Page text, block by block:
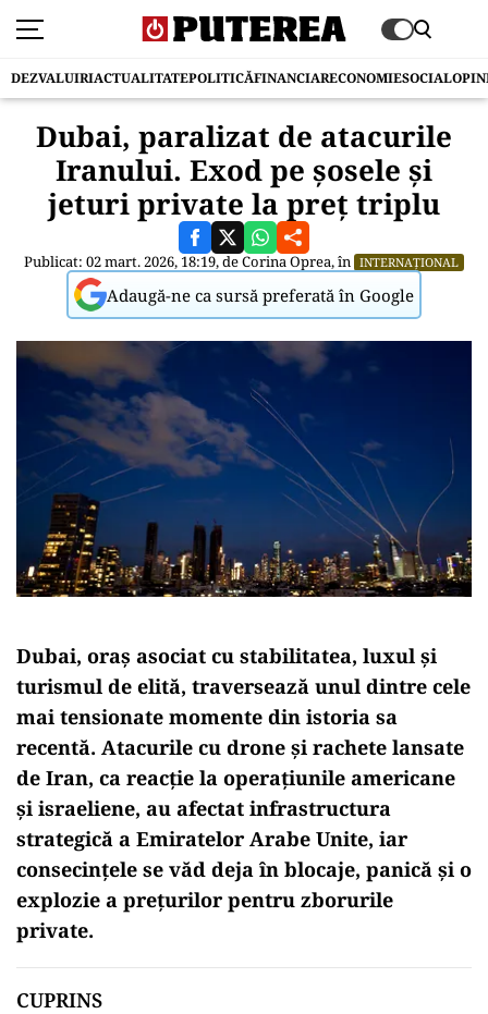
DEZVALUIRIACTUALITATEPOLITICĂFINANCIARECONOMIESOCIAL
Dubai, paralizat de atacurile
Iranului. Exod pe șosele și
jeturi private la preț triplu
Publicat: 02 mart. 2026, 18:19, deCorina Oprea, în INTERNAȚIONAL
Adaugă-ne ca sursă preferată în Google
Dubai, oraș asociat cu stabilitatea, luxul și
turismul de elită, traversează unul dintre cele
mai tensionate momente din istoria sa
recentă. Atacurile cu drone și rachete lansate
de Iran, ca reacție la operațiunile americane
și israeliene, au afectat infrastructura
strategică a Emiratelor Arabe Unite, iar
consecințele se văd deja în blocaje, panică și o
explozie a prețurilor pentru zborurile
private.
CUPRINS